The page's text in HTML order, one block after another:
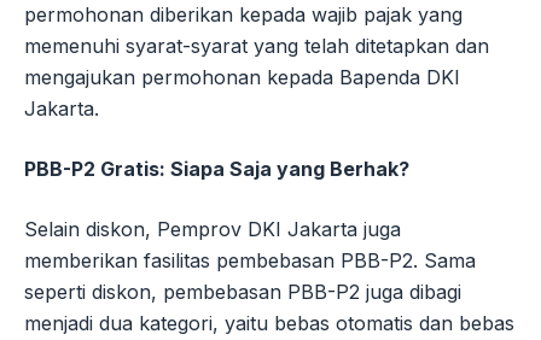
permohonan diberikan kepada wajib pajak yang
memenuhi syarat-syarat yang telah ditetapkan dan
mengajukan permohonan kepada Bapenda DKI
Jakarta.
PBB-P2 Gratis: Siapa Saja yang Berhak?
Selain diskon, Pemprov DKI Jakarta juga
memberikan fasilitas pembebasan PBB-P2. Sama
seperti diskon, pembebasan PBB-P2 juga dibagi
menjadi dua kategori, yaitu bebas otomatis dan bebas